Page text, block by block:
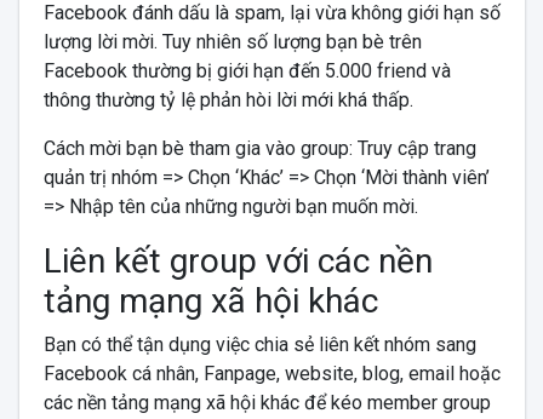
Facebook đánh dấu là spam, lại vừa không giới hạn số
lượng lời mời. Tuy nhiên số lượng bạn bè trên
Facebook thường bị giới hạn đến 5.000 friend và
thông thường tỷ lệ phản hòi lời mới khá thấp.
Cách mời bạn bè tham gia vào group: Truy cập trang
quản trị nhóm => Chọn ‘Khác’ => Chọn ‘Mời thành viên’
=> Nhập tên của những người bạn muốn mời.
Liên kết group với các nền
tảng mạng xã hội khác
Bạn có thể tận dụng việc chia sẻ liên kết nhóm sang
Facebook cá nhân, Fanpage, website, blog, email hoặc
các nền tảng mạng xã hội khác để kéo member group